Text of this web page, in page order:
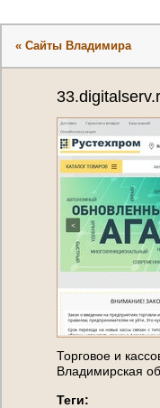
« Сайты Владимира
Торговое и
Владимирская
Теги: